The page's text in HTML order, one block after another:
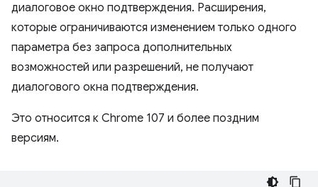
диалоговое окно подтверждения. Расширения,
которые ограничиваются изменением только одного
параметра без запроса дополнительных
возможностей или разрешений, не получают
диалогового окна подтверждения.
Это относится к Chrome 107 и более поздним
версиям.